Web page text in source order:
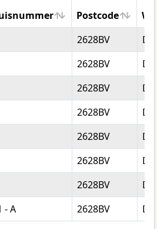
Postcode
Postcode
2628BV
2628BV
2628BV
2628BV
2628BV
2628BV
2628BV
- A 2628BV